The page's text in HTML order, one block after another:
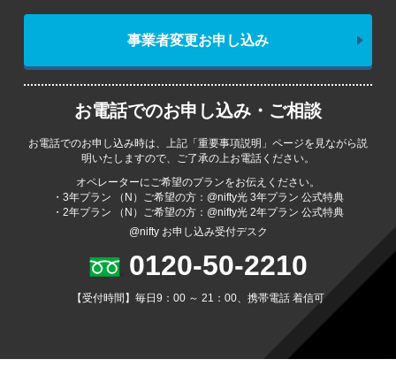
事業者変更お申し込み
お電話でのお申し込み・ご相談
お電話でのお申し込み時は、上記「重要事項説明」ページを見ながら説
明いたしますので、ご了承の上お電話ください。
オペレーターにご希望のプランをお伝えください。
・3年プラン （N）ご希望の方：@nifty光 3年プラン 公式特典
・2年プラン （N）ご希望の方：@nifty光 2年プラン 公式特典
@nifty お申し込み受付デスク
0120-50-2210
【受付時間】毎日9：00 ～ 21：00、携帯電話 着信可